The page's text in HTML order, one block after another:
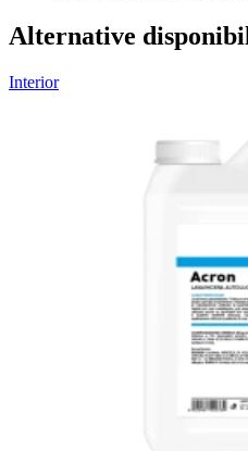
Alternative
Interior